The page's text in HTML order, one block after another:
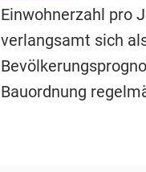
Einwohnerzahl pro
verlangsamt sich
Bauordnung